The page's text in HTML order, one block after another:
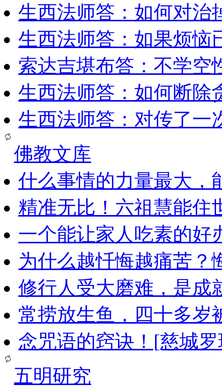
生西法师答：如何对治
生西法师答：如果烦恼
索达吉堪布答：​不学空
生西法师答：如何断除
生西法师答：对传了一
佛教文库
什么事情的力量最大，
精准无比！六祖慧能住
一个能让家人吃素的好
为什么越忏悔越痛苦？
修行人受大磨难，是成
常捞放生鱼，四十多岁
念咒语的窍诀！[慈城
五明研究